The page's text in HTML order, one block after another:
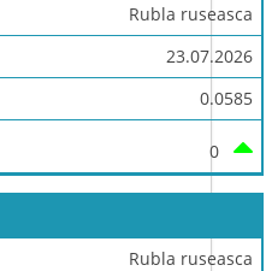
Rubla ruseasca
23.07.2026
0.0585
0
Rubla ruseasca